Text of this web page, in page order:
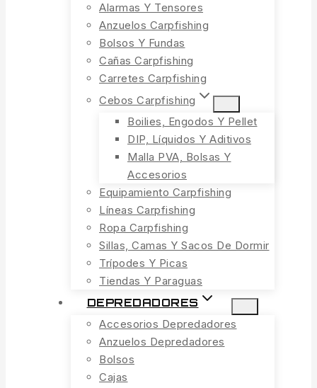
Alarmas Y Tensores
Anzuelos Carpfishing
Bolsos Y Fundas
Cañas Carpfishing
Carretes Carpfishing
Cebos Carpfishing
Boilies, Engodos Y Pellet
DIP, Líquidos Y Aditivos
Malla PVA, Bolsas Y
Accesorios
Equipamiento Carpfishing
Líneas Carpfishing
Ropa Carpfishing
Sillas, Camas Y Sacos De Dormir
Trípodes Y Picas
Tiendas Y Paraguas
DEPREDADORES
Accesorios Depredadores
Anzuelos Depredadores
Bolsos
Cajas